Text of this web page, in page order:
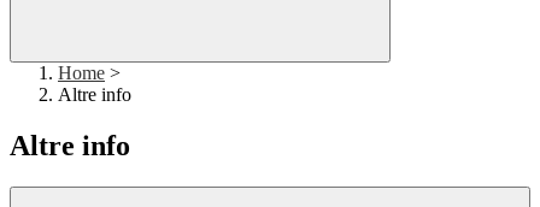
Home >
Altre info
Altre info